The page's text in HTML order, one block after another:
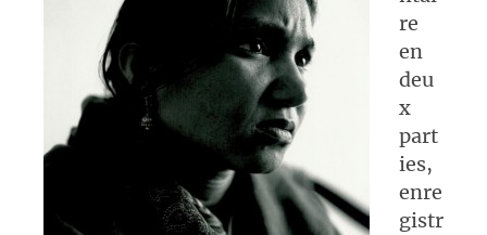
re
en
deu
x
part
ies,
enre
gistr